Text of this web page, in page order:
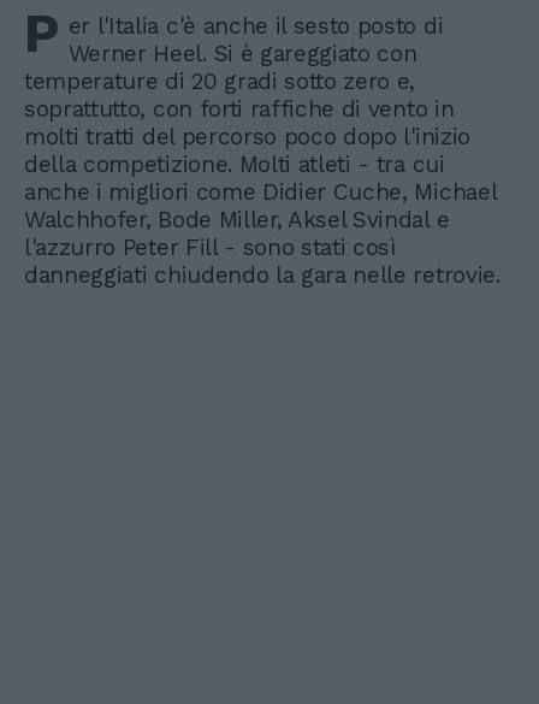
P er l'Italia c'è anche il sesto posto di
Werner Heel. Si è gareggiato con
temperature di 20 gradi sotto zero e,
soprattutto, con forti raffiche di vento in
molti tratti del percorso poco dopo l'inizio
della competizione. Molti atleti - tra cui
anche i migliori come Didier Cuche, Michael
Walchhofer, Bode Miller, Aksel Svindal e
l'azzurro Peter Fill - sono stati così
danneggiati chiudendo la gara nelle retrovie.